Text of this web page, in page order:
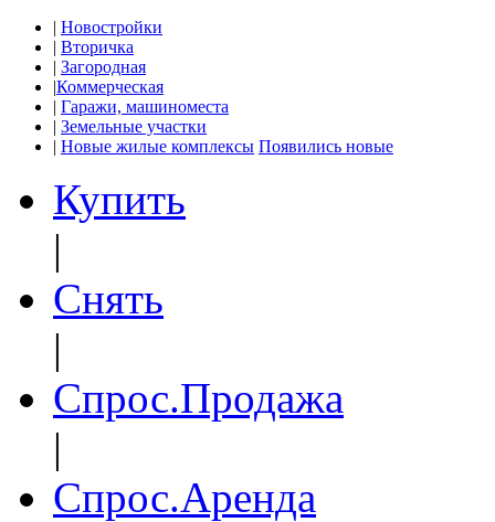
| Новостройки
| Вторичка
| Загородная
|Коммерческая
| Гаражи, машиноместа
| Земельные участки
| Новые жилые комплексы Появились новые
Купить
|
Снять
|
Спрос.Продажа
|
Спрос.Аренда